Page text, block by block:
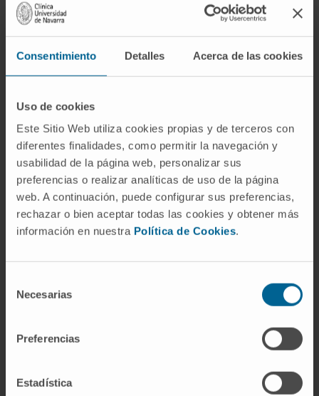
Consentimiento Detalles Acerca de las cookies
Uso de cookies
Este Sitio Web utiliza cookies propias y de terceros con
diferentes finalidades, como permitir la navegación y
usabilidad de la página web, personalizar sus
preferencias o realizar analíticas de uso de la página
web. A continuación, puede configurar sus preferencias,
rechazar o bien aceptar todas las cookies y obtener más
información en nuestra Política de Cookies.
Necesarias
Preferencias
Estadística
de compatibilidad cruzada, que enfrentan el
suero del receptor con los hematíes del
Preguntas frecuentes
¿Por qué se llama "banco" de
sangre?
El nombre procede del inglésblood banky
fue acuñado en 1937 por Bernard Fantus en
Chicago. Fantus eligió deliberadamente la
necesidades. La metáfora resultó tan intuitiva
que se adoptó en casi todos los idiomas sin
que un centro de transfusión?